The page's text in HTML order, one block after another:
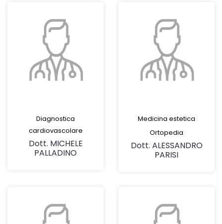
Diagnostica
cardiovascolare
Dott. MICHELE
PALLADINO
Medicina estetica
Ortopedia
Dott. ALESSANDRO
PARISI